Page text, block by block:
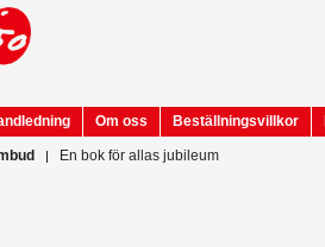
Om oss
En bok för allas jubileum
Beställningsvillkor